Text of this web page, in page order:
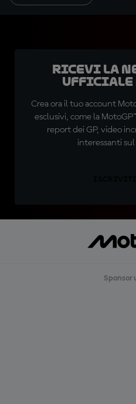
Ricevi la
ufficiale
Crea ora il tuo account
esclusivi, come la
report dei GP, video
interessanti
Sponsor